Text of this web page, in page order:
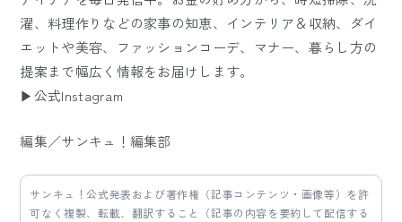
濯、料理作りなどの家事の知恵、インテリア＆収納、ダイ
エットや美容、ファッションコーデ、マナー、暮らし方の
提案まで幅広く情報をお届けします。
▶公式Instagram
編集／サンキュ！編集部
サンキュ！公式発表および著作権（記事コンテンツ・画像等）を許
可なく複製、転載、翻訳すること（記事の内容を要約して配信する